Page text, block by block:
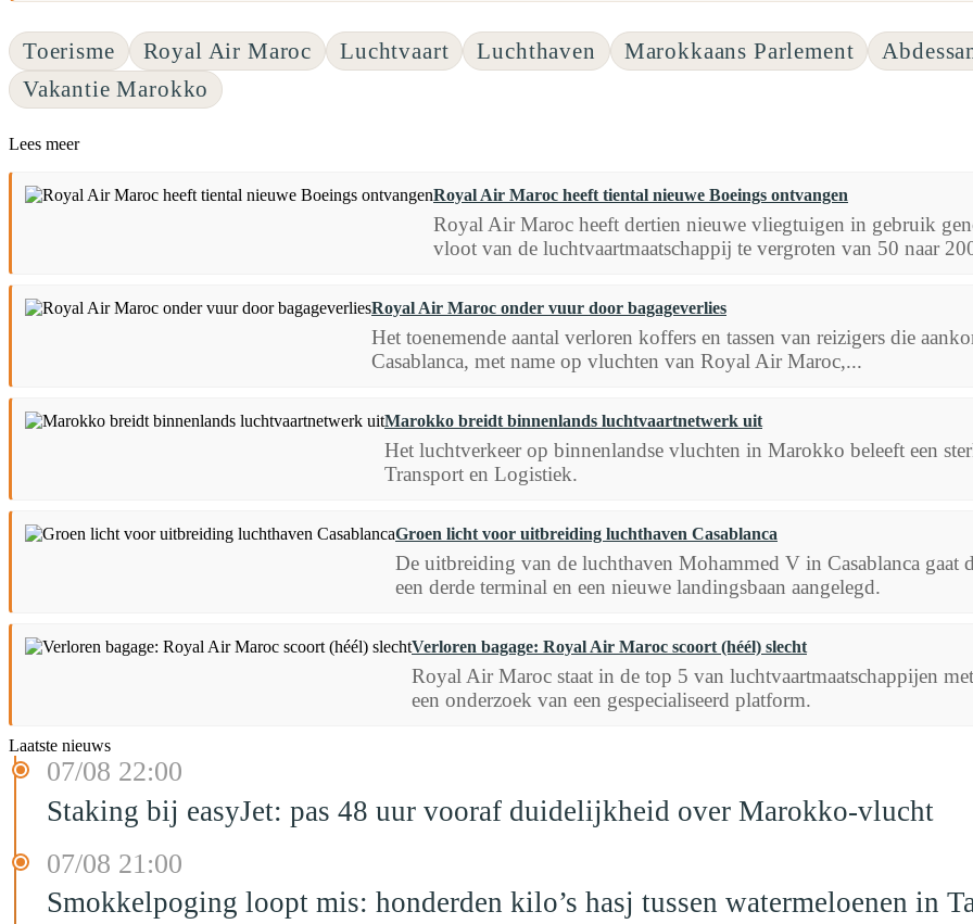
Toerisme Royal Air Maroc Luchtvaart Luchthaven Marokkaans Parlement
Vakantie Marokko
Lees meer
Royal Air Maroc heeft tiental nieuwe Boeings ontvangen
Royal Air Maroc heeft dertien nieuwe vliegtuigen in gebruik
vloot van de luchtvaartmaatschappij te vergroten van 50 naar
Royal Air Maroc onder vuur door bagageverlies
Het toenemende aantal verloren koffers en tassen van reizigers die
Casablanca, met name op vluchten van Royal Air Maroc,...
Marokko breidt binnenlands luchtvaartnetwerk uit
Het luchtverkeer op binnenlandse vluchten in Marokko beleeft een
Transport en Logistiek.
Groen licht voor uitbreiding luchthaven Casablanca
De uitbreiding van de luchthaven Mohammed V in Casablanca gaat
een derde terminal en een nieuwe landingsbaan aangelegd.
Verloren bagage: Royal Air Maroc scoort (héél) slecht
Royal Air Maroc staat in de top 5 van luchtvaartmaatschappijen
een onderzoek van een gespecialiseerd platform.
Laatste nieuws
07/08 22:00
Staking bij easyJet: pas 48 uur vooraf duidelijkheid over Marokko-vlucht
07/08 21:00
Smokkelpoging loopt mis: honderden kilo’s hasj tussen watermeloenen in